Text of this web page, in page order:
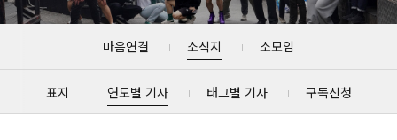
마음연결 소식지 소모임
표지 연도별 기사 태그별 기사 구독신청